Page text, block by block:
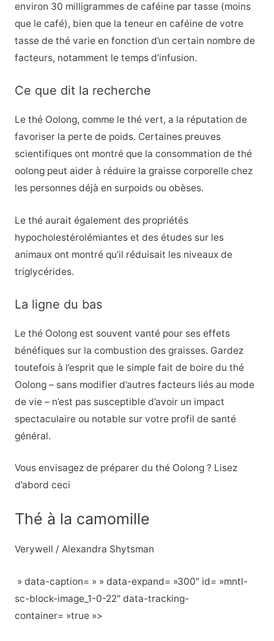
environ 30 milligrammes de caféine par tasse (moins
que le café), bien que la teneur en caféine de votre
tasse de thé varie en fonction d’un certain nombre de
facteurs, notamment le temps d’infusion.
Ce que dit la recherche
Le thé Oolong, comme le thé vert, a la réputation de
favoriser la perte de poids. Certaines preuves
scientifiques ont montré que la consommation de thé
oolong peut aider à réduire la graisse corporelle chez
les personnes déjà en surpoids ou obèses.
Le thé aurait également des propriétés
hypocholestérolémiantes et des études sur les
animaux ont montré qu’il réduisait les niveaux de
triglycérides.
La ligne du bas
Le thé Oolong est souvent vanté pour ses effets
bénéfiques sur la combustion des graisses. Gardez
toutefois à l’esprit que le simple fait de boire du thé
Oolong – sans modifier d’autres facteurs liés au mode
de vie – n’est pas susceptible d’avoir un impact
spectaculaire ou notable sur votre profil de santé
général.
Vous envisagez de préparer du thé Oolong ? Lisez
d’abord ceci
Thé à la camomille
Verywell / Alexandra Shytsman
» data-caption= » » data-expand= »300″ id= »mntl-
sc-block-image_1-0-22″ data-tracking-
container= »true »>